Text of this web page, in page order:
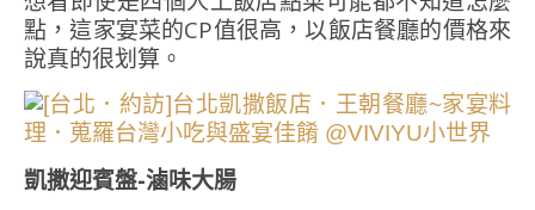
點，這家宴菜的CP值很高，以飯店餐廳的價格來
說真的很划算。
凱撒迎賓盤-滷味大腸